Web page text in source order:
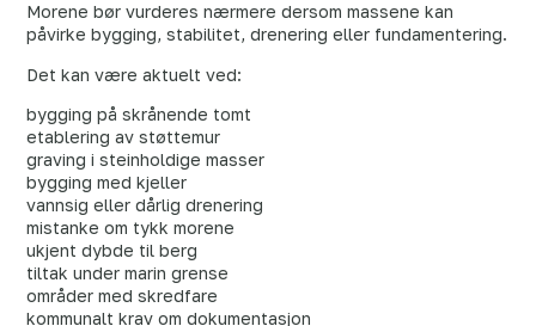
Morene bør vurderes nærmere dersom massene kan
påvirke bygging, stabilitet, drenering eller fundamentering.
Det kan være aktuelt ved:
bygging på skrånende tomt
etablering av støttemur
graving i steinholdige masser
bygging med kjeller
vannsig eller dårlig drenering
mistanke om tykk morene
ukjent dybde til berg
tiltak under marin grense
områder med skredfare
kommunalt krav om dokumentasjon